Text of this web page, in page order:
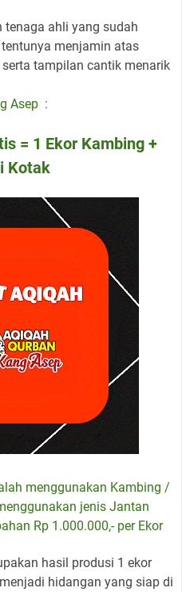
tenaga ahli yang sudah
menjamin atas
tampilan cantik menarik
Asep :
= 1 Ekor Kambing +
Kotak
menggunakan Kambing /
jenis Jantan
Rp 1.000.000,- per Ekor
hasil produsi 1 ekor
hidangan yang siap di